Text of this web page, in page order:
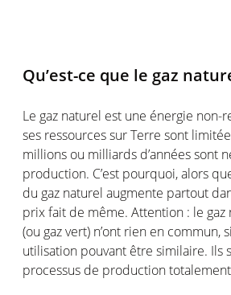
Qu’est-ce que le gaz
Le gaz naturel est une énergie non-
ses ressources sur Terre sont
millions ou milliards d’années sont
production. C’est pourquoi, alors
du gaz naturel augmente partout
prix fait de même. Attention : le gaz
(ou gaz vert) n’ont rien en commun,
utilisation pouvant être similaire. Ils
processus de production